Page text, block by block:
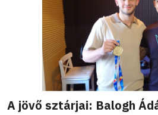
A jövő sztárjai: Balogh